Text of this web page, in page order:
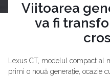
Viitoarea
va fi
Lexus CT, modelul compact al
primi o nouă generație, ocazie